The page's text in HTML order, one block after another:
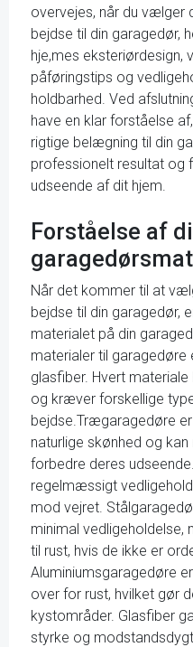
overvejes, når du vælger
bejdse til din garagedør,
hje,mes eksteriørdesign,
påføringstips og
holdbarhed. Ved
have en klar forståelse
rigtige belægning til din
professionelt resultat og
udseende af dit hjem.
Forståelse af
Når det kommer til at
bejdse til din garagedør,
materialet på din
materialer til garagedøre
glasfiber. Hvert
og kræver forskellige
bejdse.Trægaragedøre
naturlige skønhed og
forbedre deres
regelmæssigt
mod vejret.
minimal vedligeholdelse,
til rust, hvis de ikke er
Aluminiumsgaragedøre
over for rust, hvilket gør
kystområder. Glasfiber
styrke og